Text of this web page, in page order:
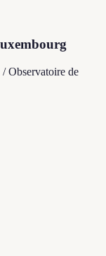
Observatoire de